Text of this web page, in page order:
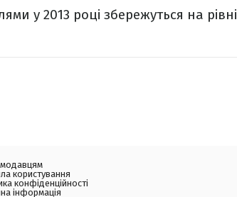
у 2013 році збережуться на рівні
користування
конфіденційності
інформація